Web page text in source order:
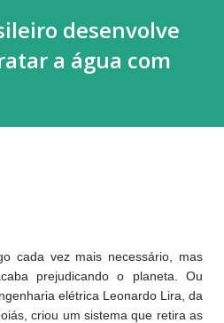
desenvolve
a água com
cada vez mais necessário, mas
prejudicando o planeta. Ou
elétrica Leonardo Lira, da
criou um sistema que retira as